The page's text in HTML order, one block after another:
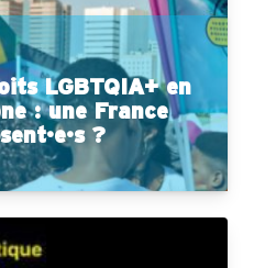
LGBTQIA+ en
: une France
?